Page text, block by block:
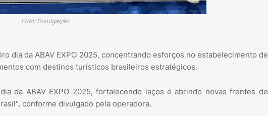
Foto: Divulgação
dia da ABAV EXPO 2025, concentrando esforços no estabelecimento de
com destinos turísticos brasileiros estratégicos.
da ABAV EXPO 2025, fortalecendo laços e abrindo novas frentes de
conforme divulgado pela operadora.